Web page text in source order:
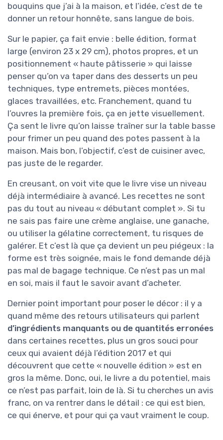
bouquins que j’ai à la maison, et l’idée, c’est de te
donner un retour honnête, sans langue de bois.
Sur le papier, ça fait envie : belle édition, format
large (environ 23 x 29 cm), photos propres, et un
positionnement « haute pâtisserie » qui laisse
penser qu’on va taper dans des desserts un peu
techniques, type entremets, pièces montées,
glaces travaillées, etc. Franchement, quand tu
l’ouvres la première fois, ça en jette visuellement.
Ça sent le livre qu’on laisse traîner sur la table basse
pour frimer un peu quand des potes passent à la
maison. Mais bon, l’objectif, c’est de cuisiner avec,
pas juste de le regarder.
En creusant, on voit vite que le livre vise un niveau
déjà intermédiaire à avancé. Les recettes ne sont
pas du tout au niveau « débutant complet ». Si tu
ne sais pas faire une crème anglaise, une ganache,
ou utiliser la gélatine correctement, tu risques de
galérer. Et c’est là que ça devient un peu piégeux : la
forme est très soignée, mais le fond demande déjà
pas mal de bagage technique. Ce n’est pas un mal
en soi, mais il faut le savoir avant d’acheter.
Dernier point important pour poser le décor : il y a
quand même des retours utilisateurs qui parlent
d’ingrédients manquants ou de quantités erronées
dans certaines recettes, plus un gros souci pour
ceux qui avaient déjà l’édition 2017 et qui
découvrent que cette « nouvelle édition » est en
gros la même. Donc, oui, le livre a du potentiel, mais
ce n’est pas parfait, loin de là. Si tu cherches un avis
franc, on va rentrer dans le détail : ce qui est bien,
ce qui énerve, et pour qui ça vaut vraiment le coup.